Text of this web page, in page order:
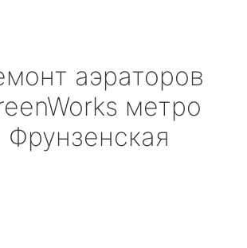
аэраторов
метро
Фрунзенская